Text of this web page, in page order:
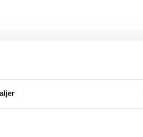
arbejdsmarkedspension